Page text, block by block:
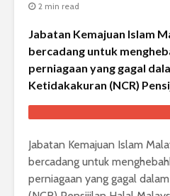
2 min read
Jabatan Kemajuan Islam
bercadang untuk
perniagaan yang gagal
Ketidakakuran (NCR)
Jabatan Kemajuan Islam
bercadang untuk
perniagaan yang gagal